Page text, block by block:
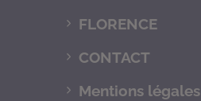
FLORENCE
CONTACT
Mentions légales